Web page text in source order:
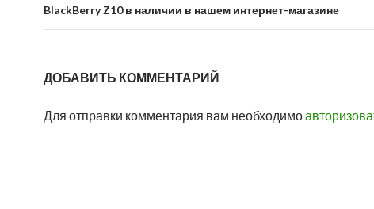
BlackBerry Z10 в наличии в нашем интернет-магазине
ДОБАВИТЬ КОММЕНТАРИЙ
Для отправки комментария вам необходимо